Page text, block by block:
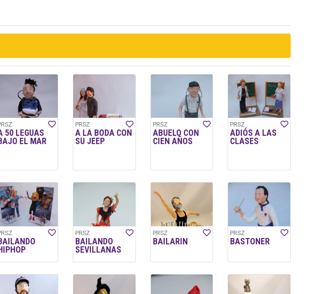
50 LEGUAS
EL MAR
PRSZ
A LA BODA CON
SU JEEP
PRSZ
ABUELO CON
CIEN AÑOS
PRSZ
ADIÓS A LAS
CLASES
PRSZ
BAILANDO
SEVILLANAS
PRSZ
BAILARIN
PRSZ
BASTONER